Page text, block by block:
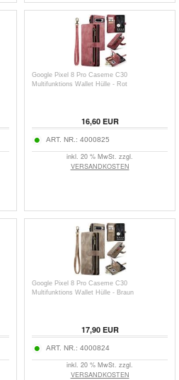
Google Pixel 8 Pro Caseme C30
Multifunktions Wallet Hülle - Rot
16,60EUR
ART. NR.: 4000825
inkl. 20 % MwSt. zzgl.
VERSANDKOSTEN
Google Pixel 8 Pro Caseme C30
Multifunktions Wallet Hülle - Braun
17,90EUR
ART. NR.: 4000824
inkl. 20 % MwSt. zzgl.
VERSANDKOSTEN